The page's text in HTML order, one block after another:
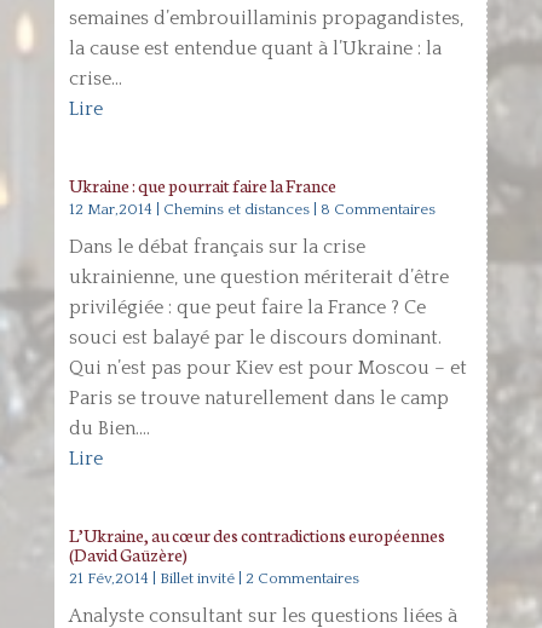
semaines d’embrouillaminis propagandistes,
la cause est entendue quant à l’Ukraine : la
crise...
Lire
Ukraine : que pourrait faire la France
12 Mar,2014 Chemins et distances| 8 Commentaires
Dans le débat français sur la crise
ukrainienne, une question mériterait d’être
privilégiée : que peut faire la France ? Ce
souci est balayé par le discours dominant.
Qui n’est pas pour Kiev est pour Moscou – et
Paris se trouve naturellement dans le camp
du Bien....
Lire
L’Ukraine, au cœur des contradictions européennes
(David Gaüzère)
21 Fév,2014 Billet invité| 2 Commentaires
Analyste consultant sur les questions liées à